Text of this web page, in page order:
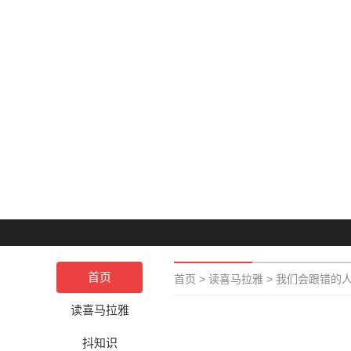
首页
读喜马拉雅
抖知识
首页 > 读喜马拉雅 > 我们会跟错的